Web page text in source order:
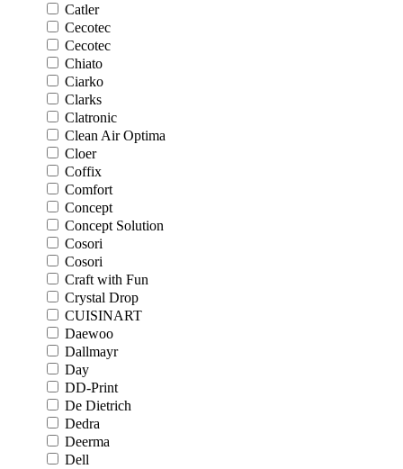
Catler
Cecotec
Cecotec
Chiato
Ciarko
Clarks
Clatronic
Clean Air Optima
Cloer
Coffix
Comfort
Concept
Concept Solution
Cosori
Cosori
Craft with Fun
Crystal Drop
CUISINART
Daewoo
Dallmayr
Day
DD-Print
De Dietrich
Dedra
Deerma
Dell